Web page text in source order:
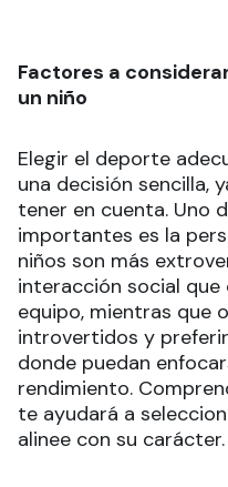
Factores a
un niño
Elegir el deporte
una decisión sencilla,
tener en cuenta. Uno
importantes es la
niños son más
interacción social
equipo, mientras que
introvertidos y
donde puedan
rendimiento.
te ayudará a
alinee con su carácter.